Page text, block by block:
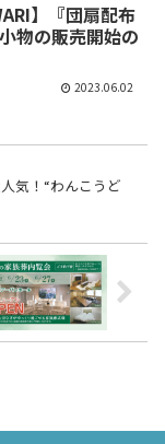
】『団扇配布
物の販売開始の
2023.06.02
気！“わんこうど